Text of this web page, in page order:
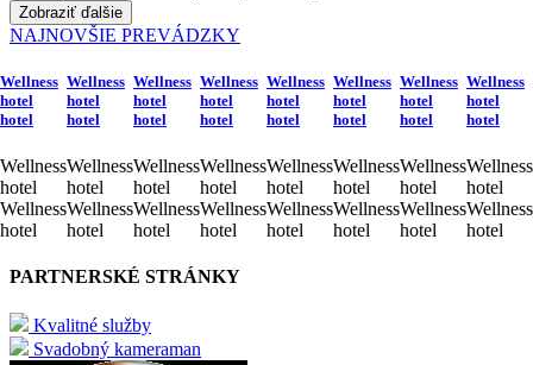
Zobraziť ďalšie
NAJNOVŠIE PREVÁDZKY
Wellness
hotel
hotel
Wellness
hotel
Wellness
hotel
Wellness
hotel
hotel
Wellness
hotel
Wellness
hotel
Wellness
hotel
hotel
Wellness
hotel
Wellness
hotel
Wellness
hotel
hotel
Wellness
hotel
Wellness
hotel
Wellness
hotel
hotel
Wellness
hotel
Wellness
hotel
Wellness
hotel
hotel
Wellness
hotel
Wellness
hotel
Wellness
hotel
hotel
Wellness
hotel
Wellness
hotel
Wellness
hotel
hotel
Wellness
hotel
Wellness
hotel
PARTNERSKÉ STRÁNKY
Kvalitné služby
Svadobný kameraman